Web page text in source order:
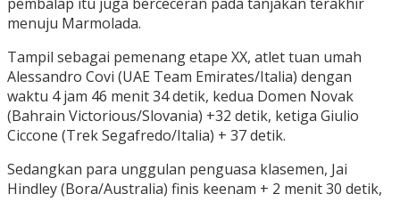
menuju Marmolada.
Tampil sebagai pemenang etape XX, atlet tuan umah
Alessandro Covi (UAE Team Emirates/Italia) dengan
waktu 4 jam 46 menit 34 detik, kedua Domen Novak
(Bahrain Victorious/Slovania) +32 detik, ketiga Giulio
Ciccone (Trek Segafredo/Italia) + 37 detik.
Sedangkan para unggulan penguasa klasemen, Jai
Hindley (Bora/Australia) finis keenam + 2 menit 30 detik,